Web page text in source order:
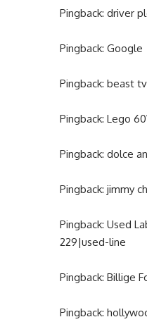
Pingback: driver
Pingback: Google
Pingback: beast tv
Pingback: Lego
Pingback: dolce
Pingback: jimmy
Pingback: Used
229|used-line
Pingback: Billige
Pingback: